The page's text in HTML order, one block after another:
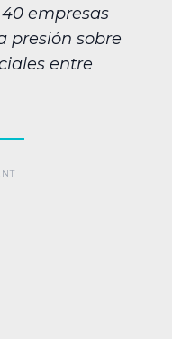
empresas
presión sobre
entre